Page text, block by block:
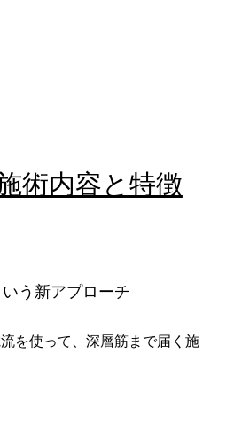
術内容と特徴
う新アプローチ
を使って、深層筋まで届く施